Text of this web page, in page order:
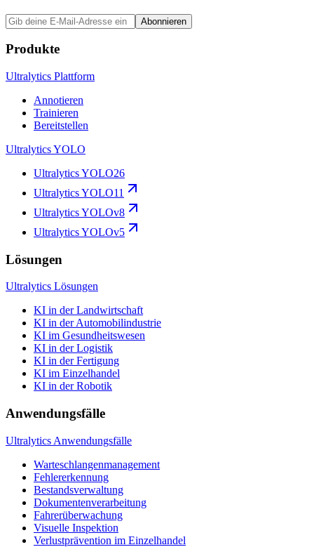
Abonnieren
Produkte
Ultralytics Plattform
Annotieren
Trainieren
Bereitstellen
Ultralytics YOLO
Ultralytics YOLO26
Ultralytics YOLO11
Ultralytics YOLOv8
Ultralytics YOLOv5
Lösungen
Ultralytics Lösungen
KI in der Landwirtschaft
KI in der Automobilindustrie
KI im Gesundheitswesen
KI in der Logistik
KI in der Fertigung
KI im Einzelhandel
KI in der Robotik
Anwendungsfälle
Ultralytics Anwendungsfälle
Warteschlangenmanagement
Fehlererkennung
Bestandsverwaltung
Dokumentenverarbeitung
Fahrerüberwachung
Visuelle Inspektion
Verlustprävention im Einzelhandel